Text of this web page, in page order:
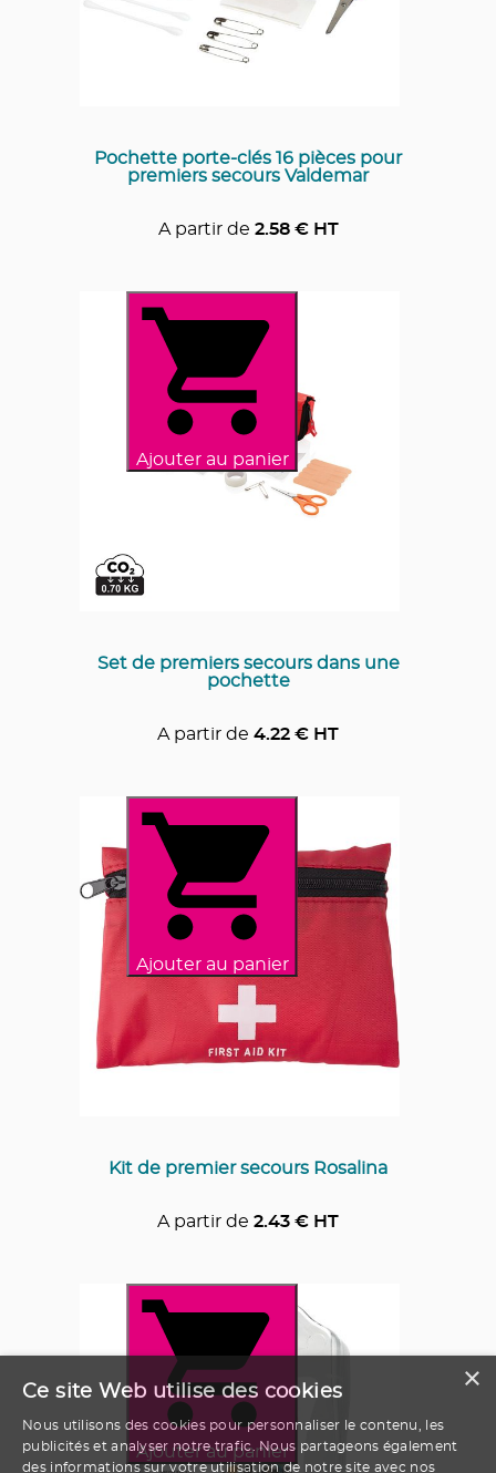
Pochette porte-clés 16 pièces pour
premiers secours Valdemar
A partir de 2.58€ HT
Ajouter au panier
Set de premiers secours dans une
pochette
A partir de 4.22 € HT
Ajouter au panier
Kit de premier secours Rosalina
A partir de 2.43 € HT
Ajouter au panier
×
Ce site Web utilise des cookies
Nous utilisons des cookies pour personnaliser le contenu, les
publicités et analyser notre trafic. Nous partageons également
des informations sur votre utilisation de notre site avec nos